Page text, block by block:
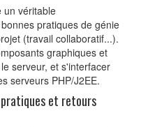
un véritable
pratiques de génie
(travail collaboratif...).
graphiques et
serveur, et s'interfacer
serveurs PHP/J2EE.
pratiques et retours